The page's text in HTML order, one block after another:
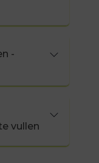
-
vullen